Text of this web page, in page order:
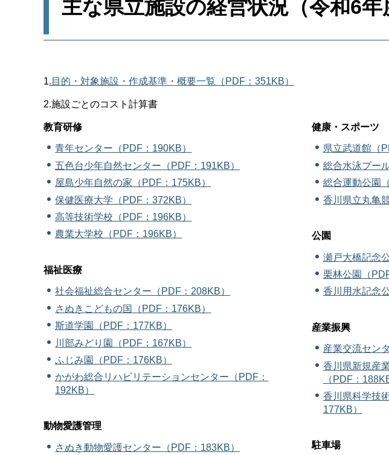
主な県立施設の経営状況（令和6年
1. 目的・対象施設・作成基準・概要一覧（PDF：351KB）
2.施設ごとのコスト計算書
教育研修
青年センター（PDF：190KB）
五色台少年自然センター（PDF：191KB）
屋島少年自然の家（PDF：175KB）
保健医療大学（PDF：372KB）
高等技術学校（PDF：196KB）
農業大学校（PDF：196KB）
福祉医療
社会福祉総合センター（PDF：208KB）
さぬきこどもの国（PDF：176KB）
斯道学園（PDF：177KB）
川部みどり園（PDF：167KB）
ふじみ園（PDF：176KB）
かがわ総合リハビリテーションセンター（PDF：
192KB）
動物愛護管理
さぬき動物愛護センター（PDF：183KB）
健康・スポーツ
県立武道館（
総合水泳プー
総合運動公園
香川県立丸亀
公園
瀬戸大橋記念
栗林公園（
香川用水記念
産業振興
産業交流セン
香川県新規産
（PDF：
香川県科学技
177KB）
駐車場